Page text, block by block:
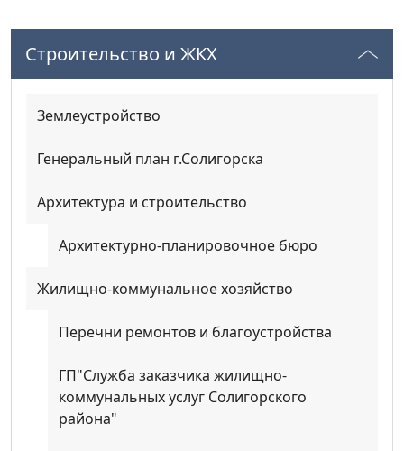
Строительство и ЖКХ
Землеустройство
Генеральный план г.Солигорска
Архитектура и строительство
Архитектурно-планировочное бюро
Жилищно-коммунальное хозяйство
Перечни ремонтов и благоустройства
ГП"Служба заказчика жилищно-
коммунальных услуг Солигорского
района"